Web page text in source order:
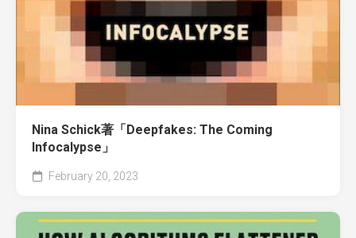
Nina Schick著「Deepfakes: The Coming
Infocalypse」
February 20, 2023